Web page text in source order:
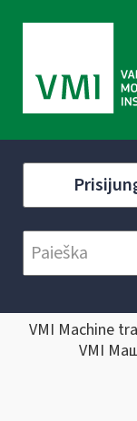
VMI Machine
VMI